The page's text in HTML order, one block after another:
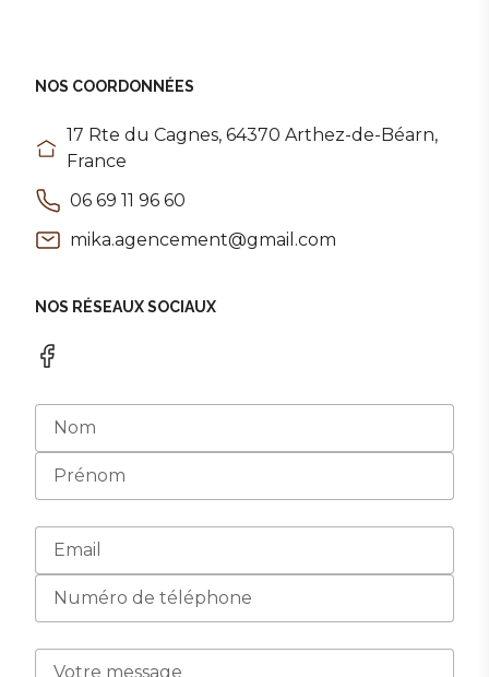
NOS COORDONNÉES
17 Rte du Cagnes, 64370 Arthez-de-Béarn,
France
06 69 11 96 60
mika.agencement@gmail.com
NOS RÉSEAUX SOCIAUX